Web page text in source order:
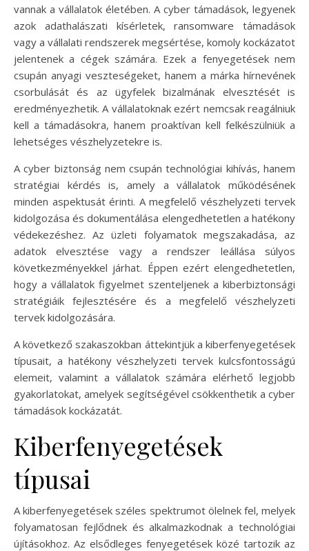
vannak a vállalatok életében. A cyber támadások, legyenek
azok adathalászati kísérletek, ransomware támadások
vagy a vállalati rendszerek megsértése, komoly kockázatot
jelentenek a cégek számára. Ezek a fenyegetések nem
csupán anyagi veszteségeket, hanem a márka hírnevének
csorbulását és az ügyfelek bizalmának elvesztését is
eredményezhetik. A vállalatoknak ezért nemcsak reagálniuk
kell a támadásokra, hanem proaktívan kell felkészülniük a
lehetséges vészhelyzetekre is.
A cyber biztonság nem csupán technológiai kihívás, hanem
stratégiai kérdés is, amely a vállalatok működésének
minden aspektusát érinti. A megfelelő vészhelyzeti tervek
kidolgozása és dokumentálása elengedhetetlen a hatékony
védekezéshez. Az üzleti folyamatok megszakadása, az
adatok elvesztése vagy a rendszer leállása súlyos
következményekkel járhat. Éppen ezért elengedhetetlen,
hogy a vállalatok figyelmet szenteljenek a kiberbiztonsági
stratégiáik fejlesztésére és a megfelelő vészhelyzeti
tervek kidolgozására.
A következő szakaszokban áttekintjük a kiberfenyegetések
típusait, a hatékony vészhelyzeti tervek kulcsfontosságú
elemeit, valamint a vállalatok számára elérhető legjobb
gyakorlatokat, amelyek segítségével csökkenthetik a cyber
támadások kockázatát.
Kiberfenyegetések
típusai
A kiberfenyegetések széles spektrumot ölelnek fel, melyek
folyamatosan fejlődnek és alkalmazkodnak a technológiai
újításokhoz. Az elsődleges fenyegetések közé tartozik az